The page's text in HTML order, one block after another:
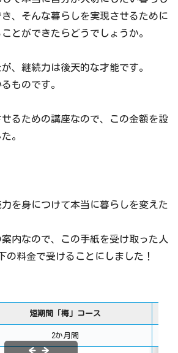
、そんな暮らしを実現させるために
とができたらどうでしょうか。
、継続力は後天的な才能です。
ものです。
るための講座なので、この金額を設
。
を身につけて本当に暮らしを変えた
内なので、この手紙を受け取った人
の料金で受けることにしました！
短期間「梅」コース
2か月間